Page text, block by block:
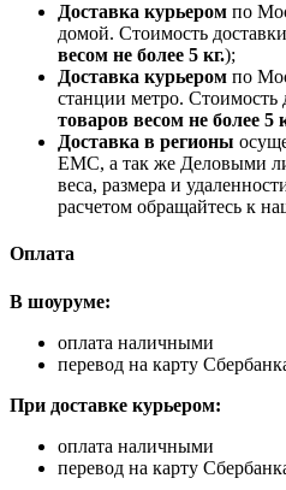
Доставка курьером по
домой. Стоимость
весом не более 5 кг.);
Доставка курьером по
станции метро. Стоимость
товаров весом не более 5
Доставка в регионы
ЕМС, а так же Деловыми
веса, размера и
расчетом обращайтесь к
Оплата
В шоуруме:
оплата наличными
перевод на карту
При доставке курьером:
оплата наличными
перевод на карту